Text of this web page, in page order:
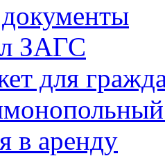
ЗАГС
для
в аренду